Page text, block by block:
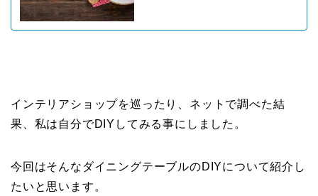
インテリアショップを巡ったり、ネットで調べた結
果、私は自分でDIYしてみる事にしました。
今回はそんなダイニングテーブルのDIYについて紹介し
たいと思います。